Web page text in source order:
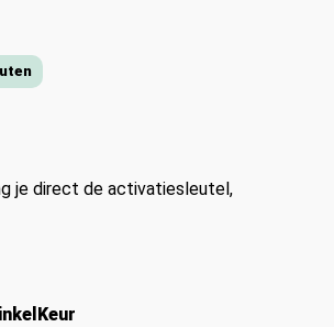
je direct de activatiesleutel,